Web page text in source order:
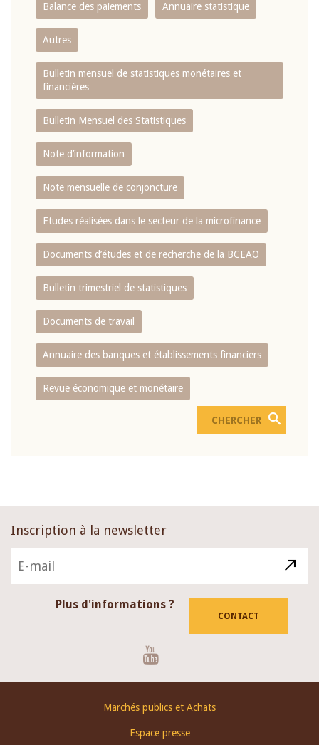
Balance des paiements Annuaire statistique
Autres
Bulletin mensuel de statistiques monétaires et
financières
Bulletin Mensuel des Statistiques
Note d’information
Note mensuelle de conjoncture
Etudes réalisées dans le secteur de la microfinance
Documents d’études et de recherche de la BCEAO
Bulletin trimestriel de statistiques
Documents de travail
Annuaire des banques et établissements financiers
Revue économique et monétaire
Inscription à la newsletter
Plus d'informations ?
CONTACT
Marchés publics et Achats
Espace presse